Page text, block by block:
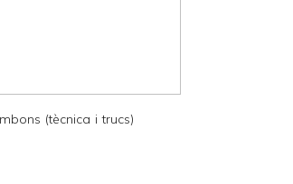
(tècnica i trucs)